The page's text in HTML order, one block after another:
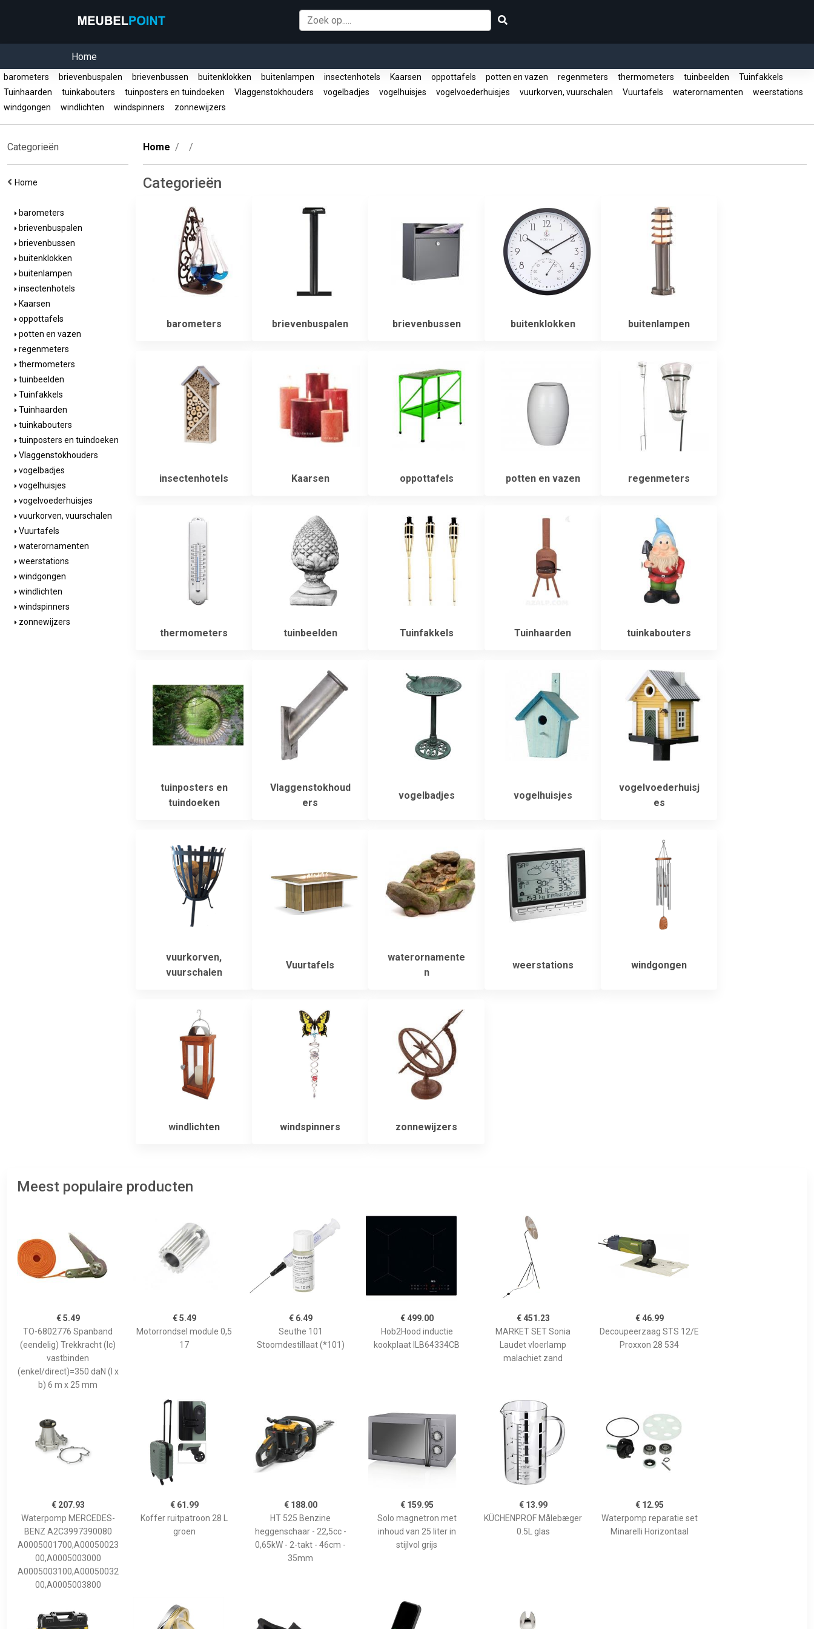
Home
barometers brievenbuspalen brievenbussen buitenklokken buitenlampen insectenhotels Kaarsen oppottafels potten en vazen regenmeters thermometers tuinbeelden
Tuinfakkels
Tuinhaarden
tuinkabouters tuinposters en tuindoeken Vlaggenstokhouders vogelbadjes vogelhuisjes vogelvoederhuisjes vuurkorven, vuurschalen Vuurtafels waterornamenten
weerstations
windgongen
windlichten windspinners zonnewijzers
Categorieën
Home
barometers
brievenbuspalen
brievenbussen
buitenklokken
buitenlampen
insectenhotels
Kaarsen
oppottafels
potten en vazen
regenmeters
thermometers
tuinbeelden
Tuinfakkels
Tuinhaarden
tuinkabouters
tuinposters en tuindoeken
Vlaggenstokhouders
vogelbadjes
vogelhuisjes
vogelvoederhuisjes
vuurkorven, vuurschalen
Vuurtafels
waterornamenten
weerstations
windgongen
windlichten
windspinners
zonnewijzers
Home
Categorieën
barometers brievenbuspalen brievenbussen buitenklokken buitenlampen
insectenhotels Kaarsen oppottafels potten en vazen regenmeters
thermometers tuinbeelden Tuinfakkels Tuinhaarden tuinkabouters
tuinposters en
tuindoeken
Vlaggenstokhoud
ers
vogelbadjes vogelhuisjes
vogelvoederhuisj
es
vuurkorven,
vuurschalen
Vuurtafels
waterornamente
n
weerstations windgongen
windlichten windspinners zonnewijzers
Meest populaire producten
€ 5.49
TO-6802776 Spanband
(eendelig) Trekkracht (lc)
vastbinden
(enkel/direct)=350 daN (l x
b) 6 m x 25 mm
€ 5.49
Motorrondsel module 0,5
17
€ 6.49
Seuthe 101
Stoomdestillaat (*101)
€ 499.00
Hob2Hood inductie
kookplaat ILB64334CB
€ 451.23
MARKET SET Sonia
Laudet vloerlamp
malachiet zand
€ 46.99
Decoupeerzaag STS 12/E
Proxxon 28 534
€ 207.93
Waterpomp MERCEDES-
BENZ A2C3997390080
A0005001700,A00050023
00,A0005003000
A0005003100,A00050032
00,A0005003800
€ 61.99
Koffer ruitpatroon 28 L
groen
€ 188.00
HT 525 Benzine
heggenschaar - 22,5cc -
0,65kW - 2-takt - 46cm -
35mm
€ 159.95
Solo magnetron met
inhoud van 25 liter in
stijlvol grijs
€ 13.99
KÜCHENPROF Målebæger
0.5L glas
€ 12.95
Waterpomp reparatie set
Minarelli Horizontaal